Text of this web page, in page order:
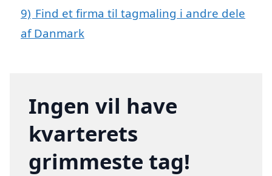
9) Find et firma til tagmaling i andre dele
af Danmark
Ingen vil have
kvarterets
grimmeste tag!